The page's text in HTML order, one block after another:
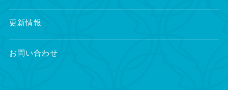
更新情報
お問い合わせ